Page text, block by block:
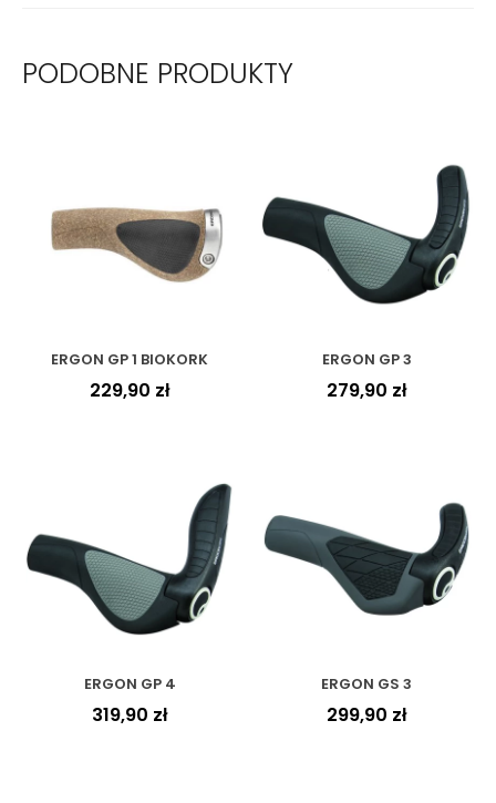
PODOBNE PRODUKTY
ERGON GP 1 BIOKORK
229,90 zł
ERGON GP 3
279,90 zł
ERGON GP 4
319,90 zł
ERGON GS 3
299,90 zł